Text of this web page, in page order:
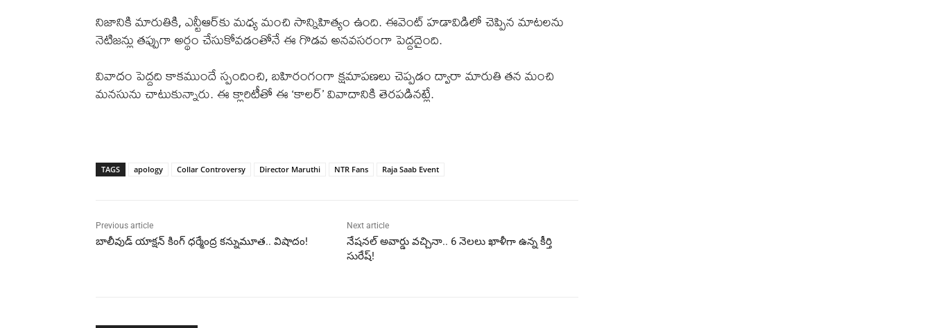
నిజానికి మారుతికి, ఎన్టీఆర్‌కు మధ్య మంచి సాన్నిహిత్యం ఉంది. ఈవెంట్ హడావిడిలో చెప్పిన మాటలను
నెటిజన్లు తప్పుగా అర్థం చేసుకోవడంతోనే ఈ గొడవ అనవసరంగా పెద్దదైంది.
వివాదం పెద్దది కాకముందే స్పందించి, బహిరంగంగా క్షమాపణలు చెప్పడం ద్వారా మారుతి తన మంచి
మనసును చాటుకున్నారు. ఈ క్లారిటీతో ఈ ‘కాలర్’ వివాదానికి తెరపడినట్లే.
TAGS apology Collar Controversy Director Maruthi NTR Fans Raja Saab Event
Previous article
బాలీవుడ్ యాక్షన్ కింగ్ ధర్మేంద్ర కన్నుమూత.. విషాదం!
Next article
నేషనల్ అవార్డు వచ్చినా.. 6 నెలలు ఖాళీగా ఉన్న కీర్తి
సురేష్!